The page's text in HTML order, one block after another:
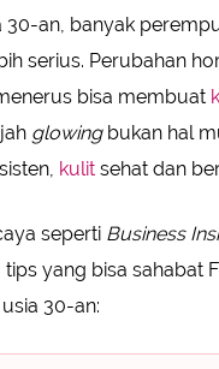
30-an, banyak
serius. Perubahan
bisa membuat
glowingbukan hal
kulit sehat dan
seperti Business
yang bisa sahabat
30-an: